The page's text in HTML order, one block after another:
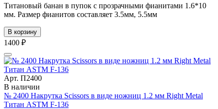
Титановый банан в пупок с прозрачными фианитами 1.6*10
мм. Размер фианитов составляет 3.5мм, 5.5мм
В корзину
1400 ₽
Арт. П2400
В наличии
№ 2400 Накрутка Scissors в виде ножниц 1.2 мм Right Metal
Титан ASTM F-136